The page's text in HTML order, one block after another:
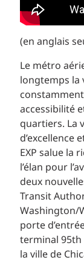
(en anglais
Le métro
longtemps la
accessibilité
quartiers. La
d’excellence
EXP salue la
l’élan pour
deux
Transit
Washington/
porte
terminal 95th
la ville de